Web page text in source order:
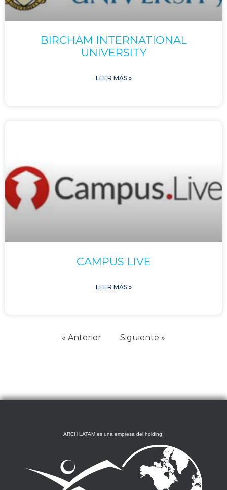
BIRCHAM INTERNATIONAL
UNIVERSITY
LEER MÁS »
CAMPUS LIVE
LEER MÁS »
« Anterior Siguiente »
ARCH LATAM es una empresa del holding: